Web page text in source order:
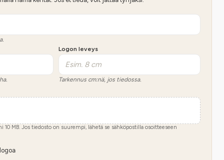
Logon leveys
Tarkennus cm:nä, jos tiedossa.
10 MB. Jos tiedosto on suurempi, lähetä se sähköpostilla osoitteeseen